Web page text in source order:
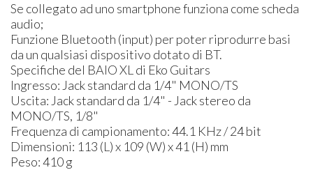
Se collegato ad uno smartphone funziona come scheda
audio;
Funzione Bluetooth (input) per poter riprodurre basi
da un qualsiasi dispositivo dotato di BT.
Specifiche del BAIO XL di Eko Guitars
Ingresso: Jack standard da 1/4" MONO/TS
Uscita: Jack standard da 1/4" - Jack stereo da
MONO/TS, 1/8"
Frequenza di campionamento: 44.1 KHz / 24 bit
Dimensioni: 113 (L) x 109 (W) x 41 (H) mm
Peso: 410 g